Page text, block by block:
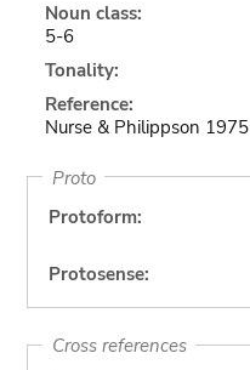
Noun class:
5-6
Tonality:
Reference:
Nurse & Philippson 1975
Proto
Protoform:
Protosense:
Cross references